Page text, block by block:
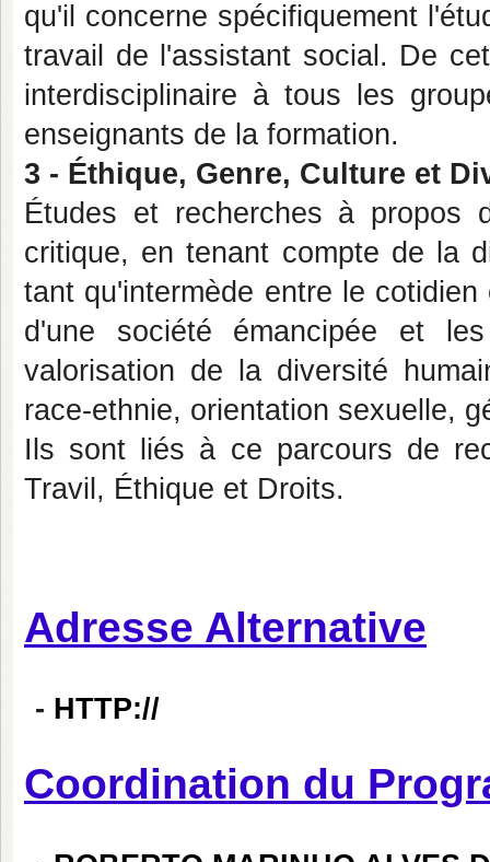
qu'il concerne spécifiquement
travail de l'assistant social. De
interdisciplinaire à tous les
enseignants de la formation.
3 - Éthique, Genre, Culture et
Études et recherches à propos
critique, en tenant compte de la
tant qu'intermède entre le
d'une société émancipée et
valorisation de la diversité
race-ethnie, orientation sexuelle,
Ils sont liés à ce parcours de
Travil, Éthique et Droits.
Adresse Alternative
- HTTP://
Coordination du